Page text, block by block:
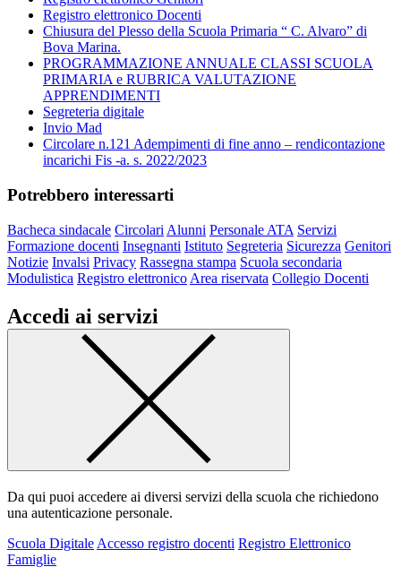
Registro elettronico Docenti
Chiusura del Plesso della Scuola Primaria “ C. Alvaro” di
Bova Marina.
PROGRAMMAZIONE ANNUALE CLASSI SCUOLA
PRIMARIA e RUBRICA VALUTAZIONE
APPRENDIMENTI
Segreteria digitale
Invio Mad
Circolare n.121 Adempimenti di fine anno – rendicontazione
incarichi Fis -a. s. 2022/2023
Potrebbero interessarti
Bacheca sindacale Circolari Alunni Personale ATA Servizi
Formazione docenti Insegnanti Istituto Segreteria Sicurezza Genitori
Notizie Invalsi Privacy Rassegna stampa Scuola secondaria
Modulistica Registro elettronico Area riservata Collegio Docenti
Accedi ai servizi
Da qui puoi accedere ai diversi servizi della scuola che richiedono
una autenticazione personale.
Scuola Digitale Accesso registro docenti Registro Elettronico
Famiglie